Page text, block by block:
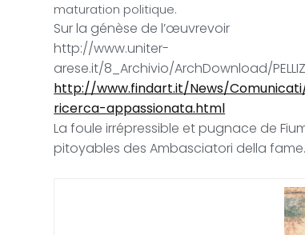
maturation politique.
Sur la génèse de l’œuvrevoir
http://www.uniter-
arese.it/8_Archivio/ArchDownload/
http://www.findart.it/News/
ricerca-appassionata.html
La foule irrépressible et pugnace de
pitoyables des Ambasciatori della fame.